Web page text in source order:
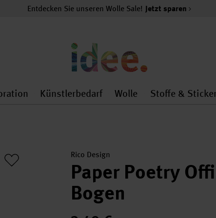
Entdecken Sie unseren Wolle Sale! Jetzt sparen
general.openMenu
Dekoration general.openMenu
Künstlerbedarf
Künstlerbedarf
Wolle
Wolle
Stoffe &
Rico Design
Paper Poetry
Bogen